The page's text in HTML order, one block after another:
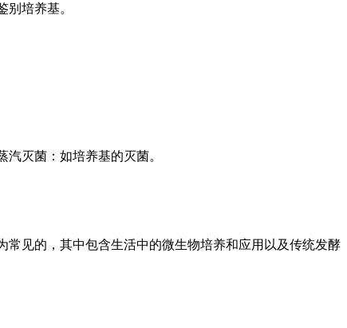
培养基。
灭菌：如培养基的灭菌。
见的，其中包含生活中的微生物培养和应用以及传统发酵